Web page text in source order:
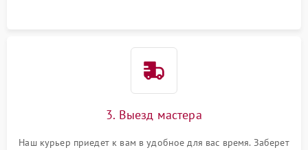
3. Выезд мастера
Наш курьер приедет к вам в удобное для вас время. Заберет